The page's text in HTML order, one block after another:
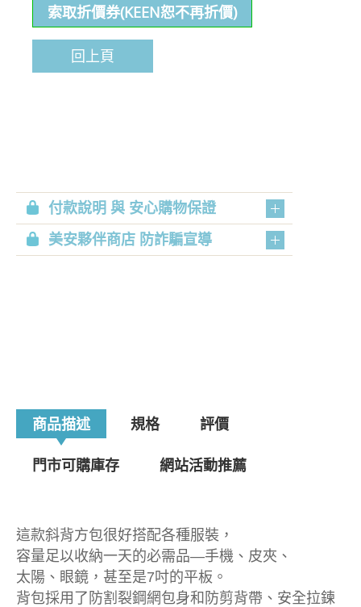
索取折價券(KEEN恕不再折價)
回上頁
付款說明 與 安心購物保證
美安夥伴商店 防詐騙宣導
商品描述 規格 評價
門市可購庫存 網站活動推薦
這款斜背方包很好搭配各種服裝，
容量足以收納一天的必需品—手機、皮夾、
太陽、眼鏡，甚至是7吋的平板。
背包採用了防割裂鋼網包身和防剪背帶、安全拉鍊